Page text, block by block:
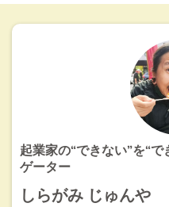
起業家の“できない”を“
ゲーター
しらがみ じゅんや